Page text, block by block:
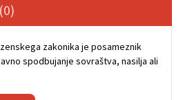
(0)
zakonika je posameznik
spodbujanje sovraštva, nasilja ali